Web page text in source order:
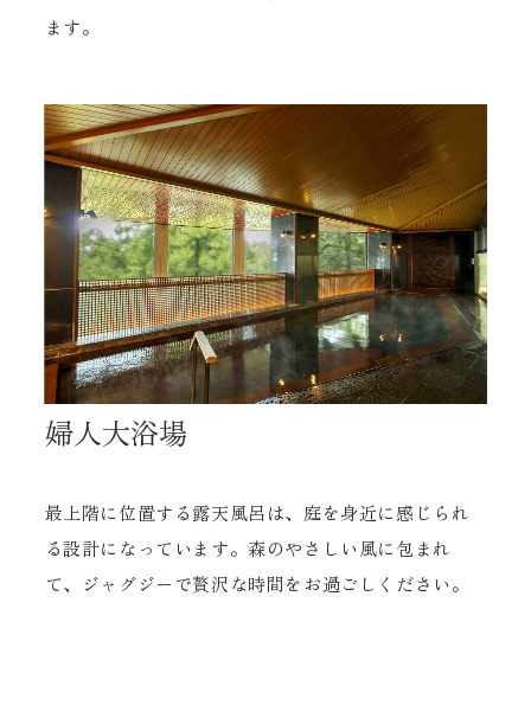
ます。
婦人大浴場
最上階に位置する露天風呂は、庭を身近に感じられ
る設計になっています。森のやさしい風に包まれ
て、ジャグジーで贅沢な時間をお過ごしください。